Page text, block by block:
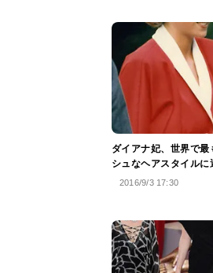
ダイアナ妃、世界で最
シュなヘアスタイルに
2016/9/3 17:30